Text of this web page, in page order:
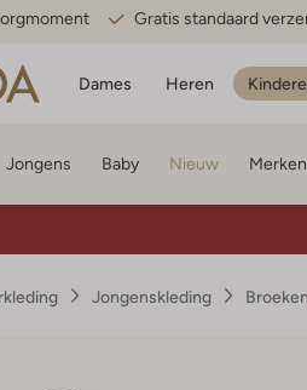
Gratis standaard
Dames Heren
Jongens Baby Nieuw Merken
Jongenskleding